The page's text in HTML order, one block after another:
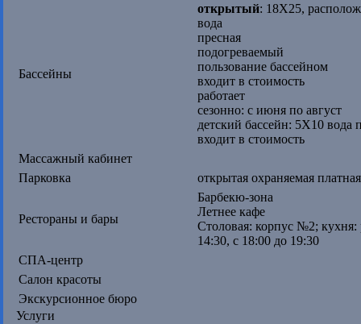
Бассейны
открытый: 18Х25,
вода
пресная
подогреваемый
пользование бассейном
входит в стоимость
работает
сезонно: с июня по август
детский бассейн: 5Х10 вода
входит в стоимость
Массажный кабинет
Парковка
открытая охраняемая платная
Рестораны и бары
Барбекю-зона
Летнее кафе
Столовая: корпус №2; кухня:
14:30, с 18:00 до 19:30
СПА-центр
Салон красоты
Экскурсионное бюро
Услуги